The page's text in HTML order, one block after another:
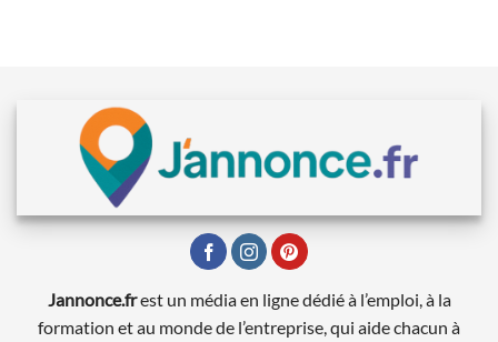
Jannonce.frest un média en ligne dédié à l’emploi, à la
formation et au monde de l’entreprise, qui aide chacun à